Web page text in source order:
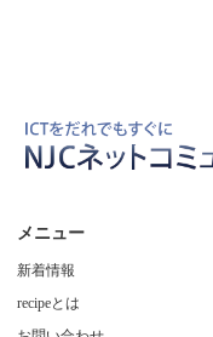
メニュー
新着情報
recipeとは